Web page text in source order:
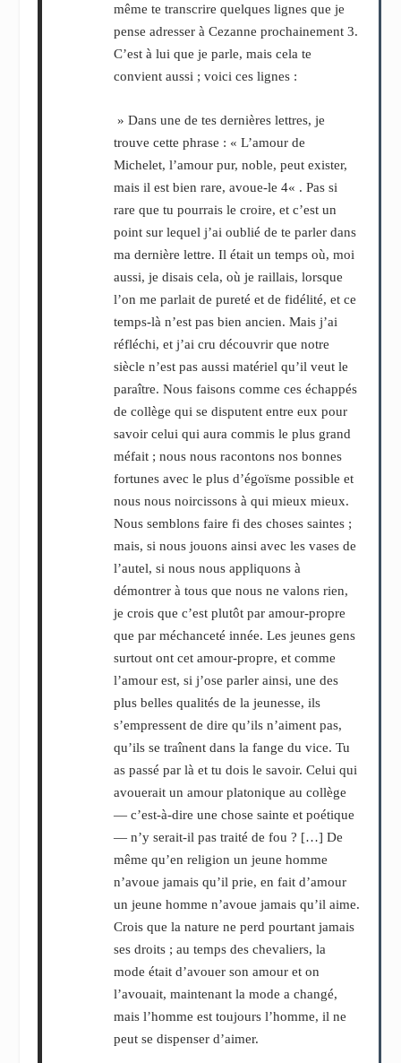
même te transcrire quelques lignes que je
pense adresser à Cezanne prochainement3.
C’est à lui que je parle, mais cela te
convient aussi ; voici ces lignes :
» Dans une de tes dernières lettres, je
trouve cette phrase : « L’amour de
Michelet, l’amour pur, noble, peut exister,
mais il est bien rare, avoue-le4« . Pas si
rare que tu pourrais le croire, et c’est un
point sur lequel j’ai oublié de te parler dans
ma dernière lettre. Il était un temps où, moi
aussi, je disais cela, où je raillais, lorsque
l’on me parlait de pureté et de fidélité, et ce
temps-là n’est pas bien ancien. Mais j’ai
réfléchi, et j’ai cru découvrir que notre
siècle n’est pas aussi matériel qu’il veut le
paraître. Nous faisons comme ces échappés
de collège qui se disputent entre eux pour
savoir celui qui aura commis le plus grand
méfait ; nous nous racontons nos bonnes
fortunes avec le plus d’égoïsme possible et
nous nous noircissons à qui mieux mieux.
Nous semblons faire fi des choses saintes ;
mais, si nous jouons ainsi avec les vases de
l’autel, si nous nous appliquons à
démontrer à tous que nous ne valons rien,
je crois que c’est plutôt par amour-propre
que par méchanceté innée. Les jeunes gens
surtout ont cet amour-propre, et comme
l’amour est, si j’ose parler ainsi, une des
plus belles qualités de la jeunesse, ils
s’empressent de dire qu’ils n’aiment pas,
qu’ils se traînent dans la fange du vice. Tu
as passé par là et tu dois le savoir. Celui qui
avouerait un amour platonique au collège
— c’est-à-dire une chose sainte et poétique
— n’y serait-il pas traité de fou ? […] De
même qu’en religion un jeune homme
n’avoue jamais qu’il prie, en fait d’amour
un jeune homme n’avoue jamais qu’il aime.
Crois que la nature ne perd pourtant jamais
ses droits ; au temps des chevaliers, la
mode était d’avouer son amour et on
l’avouait, maintenant la mode a changé,
mais l’homme est toujours l’homme, il ne
peut se dispenser d’aimer.